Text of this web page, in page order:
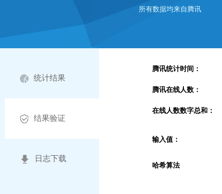
所有数据均来自腾讯
统计结果
结果验证
日志下载
腾讯统计时间：
腾讯在线人数：
在线人数数字总和：
输入值：
哈希算法